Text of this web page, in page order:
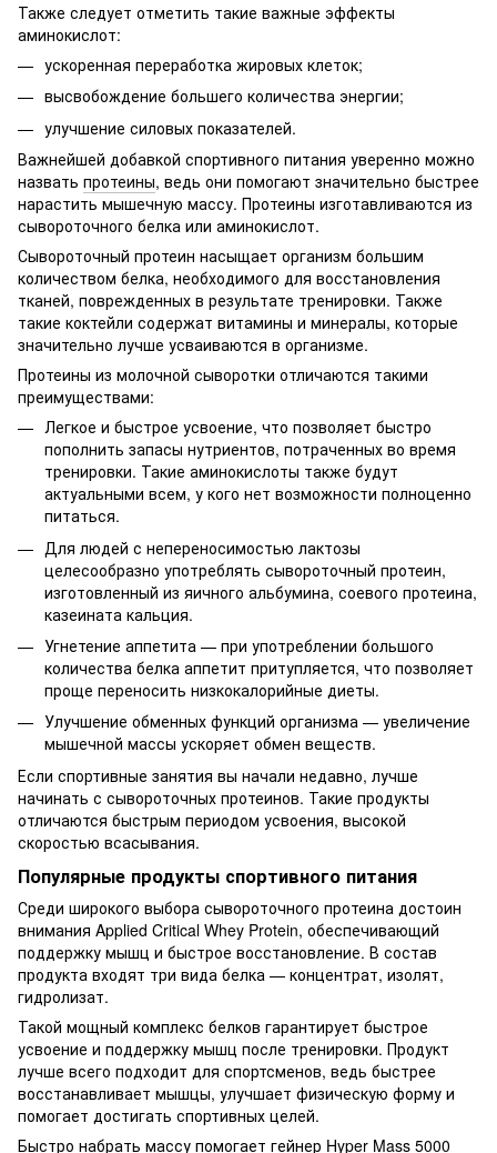
Также следует отметить такие важные эффекты
аминокислот:
ускоренная переработка жировых клеток;
высвобождение большего количества энергии;
улучшение силовых показателей.
Важнейшей добавкой спортивного питания уверенно можно
назвать протеины, ведь они помогают значительно быстрее
нарастить мышечную массу. Протеины изготавливаются из
сывороточного белка или аминокислот.
Сывороточный протеин насыщает организм большим
количеством белка, необходимого для восстановления
тканей, поврежденных в результате тренировки. Также
такие коктейли содержат витамины и минералы, которые
значительно лучше усваиваются в организме.
Протеины из молочной сыворотки отличаются такими
преимуществами:
Легкое и быстрое усвоение, что позволяет быстро
пополнить запасы нутриентов, потраченных во время
тренировки. Такие аминокислоты также будут
актуальными всем, у кого нет возможности полноценно
питаться.
Для людей с непереносимостью лактозы
целесообразно употреблять сывороточный протеин,
изготовленный из яичного альбумина, соевого протеина,
казеината кальция.
Угнетение аппетита — при употреблении большого
количества белка аппетит притупляется, что позволяет
проще переносить низкокалорийные диеты.
Улучшение обменных функций организма — увеличение
мышечной массы ускоряет обмен веществ.
Если спортивные занятия вы начали недавно, лучше
начинать с сывороточных протеинов. Такие продукты
отличаются быстрым периодом усвоения, высокой
скоростью всасывания.
Популярные продукты спортивного питания
Среди широкого выбора сывороточного протеина достоин
внимания Applied Critical Whey Protein, обеспечивающий
поддержку мышц и быстрое восстановление. В состав
продукта входят три вида белка — концентрат, изолят,
гидролизат.
Такой мощный комплекс белков гарантирует быстрое
усвоение и поддержку мышц после тренировки. Продукт
лучше всего подходит для спортсменов, ведь быстрее
восстанавливает мышцы, улучшает физическую форму и
помогает достигать спортивных целей.
Быстро набрать массу помогает гейнер Hyper Mass 5000